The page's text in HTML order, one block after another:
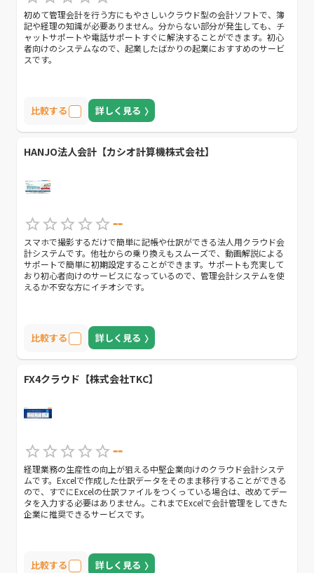
初めて管理会計を行う方にもやさしいクラウド型の会計ソフトで、簿
記や経理の知識が必要ありません。分からない部分が発生しても、チ
ャットサポートや電話サポートすぐに解決することができます。初心
者向けのシステムなので、起業したばかりの起業におすすめのサービ
スです。
比較する 詳しく見る
HANJO法人会計【カシオ計算機株式会社】
--
スマホで撮影するだけで簡単に記帳や仕訳ができる法人用クラウド会
計システムです。他社からの乗り換えもスムーズで、動画解説による
サポートで簡単に初期設定することができます。サポートも充実して
おり初心者向けのサービスになっているので、管理会計システムを使
えるか不安な方にイチオシです。
比較する 詳しく見る
FX4クラウド【株式会社TKC】
--
経理業務の生産性の向上が狙える中堅企業向けのクラウド会計システ
ムです。Excelで作成した仕訳データをそのまま移行することができる
ので、すでにExcelの仕訳ファイルをつくっている場合は、改めてデー
タを入力する必要はありません。これまでExcelで会計管理をしてきた
企業に推奨できるサービスです。
比較する 詳しく見る